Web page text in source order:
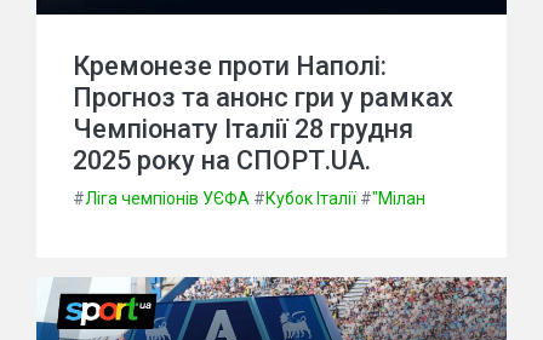
Кремонезе проти Наполі:
Прогноз та анонс гри у рамках
Чемпіонату Італії 28 грудня
2025 року на СПОРТ.UA.
#Ліга чемпіонів УЄФА #Кубок Італії #"Мілан